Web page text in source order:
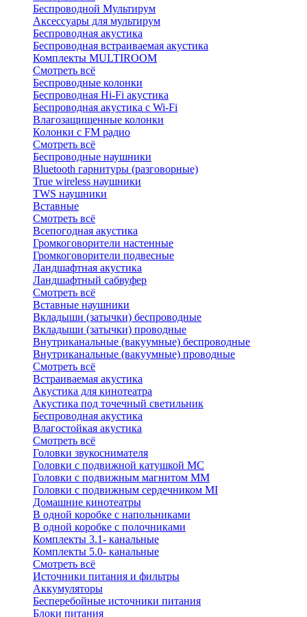
Беспроводной Мультирум
Аксессуары для мультирум
Беспроводная акустика
Беспроводная встраиваемая акустика
Комплекты MULTIROOM
Смотреть всё
Беспроводные колонки
Беспроводная Hi-Fi акустика
Беспроводная акустика с Wi-Fi
Влагозащищенные колонки
Колонки с FM радио
Смотреть всё
Беспроводные наушники
Bluetоoth гарнитуры (разговорные)
True wireless наушники
TWS наушники
Вставные
Смотреть всё
Всепогодная акустика
Громкоговорители настенные
Громкоговорители подвесные
Ландшафтная акустика
Ландшафтный сабвуфер
Смотреть всё
Вставные наушники
Вкладыши (затычки) беспроводные
Вкладыши (затычки) проводные
Внутриканальные (вакуумные) беспроводные
Внутриканальные (вакуумные) проводные
Смотреть всё
Встраиваемая акустика
Акустика для кинотеатра
Акустика под точечный светильник
Беспроводная акустика
Влагостойкая акустика
Смотреть всё
Головки звукоснимателя
Головки с подвижной катушкой MC
Головки с подвижным магнитом ММ
Головки с подвижным сердечником MI
Домашние кинотеатры
В одной коробке с напольниками
В одной коробке с полочниками
Комплекты 3.1- канальные
Комплекты 5.0- канальные
Смотреть всё
Источники питания и фильтры
Аккумуляторы
Бесперебойные источники питания
Блоки питания